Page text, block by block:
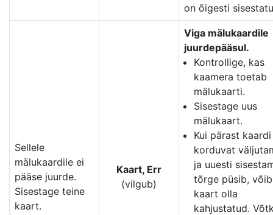
on õigesti
Sellele
mälukaardile ei
pääse juurde.
Sisestage teine
kaart.
Kaart, Err
(vilgub)
Viga mälukaardile
juurdepääsul.
Kontrollige, kas
kaamera toetab
mälukaarti.
Sisestage uus
mälukaart.
Kui pärast kaardi
korduvat
ja uuesti
tõrge püsib, võib
kaart olla
kahjustatud.